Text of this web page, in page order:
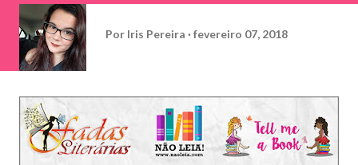
Por Iris Pereira fevereiro 07, 2018